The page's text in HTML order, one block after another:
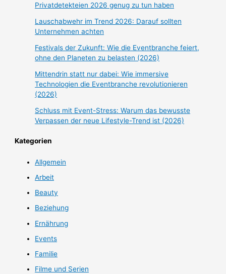
Privatdetekteien 2026 genug zu tun haben
Lauschabwehr im Trend 2026: Darauf sollten
Unternehmen achten
Festivals der Zukunft: Wie die Eventbranche feiert,
ohne den Planeten zu belasten (2026)
Mittendrin statt nur dabei: Wie immersive
Technologien die Eventbranche revolutionieren
(2026)
Schluss mit Event-Stress: Warum das bewusste
Verpassen der neue Lifestyle-Trend ist (2026)
Kategorien
Allgemein
Arbeit
Beauty
Beziehung
Ernährung
Events
Familie
Filme und Serien